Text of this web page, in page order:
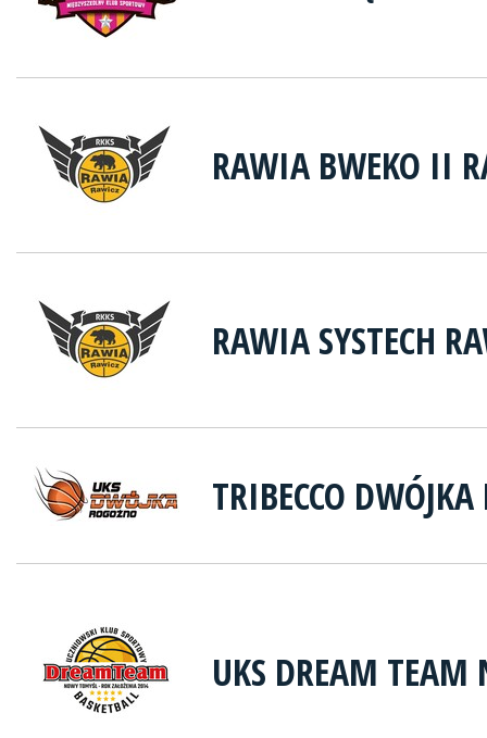
RAWIA BWEKO II
RAWIA SYSTECH
TRIBECCO
UKS DREAM TEAM